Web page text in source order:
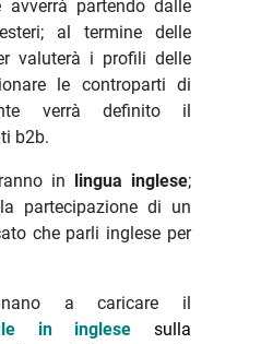
avverrà partendo dalle
al termine delle
valuterà i profili delle
le controparti di
verrà definito il
b2b.
in lingua inglese;
partecipazione di un
che parli inglese per
a caricare il
in inglesesulla